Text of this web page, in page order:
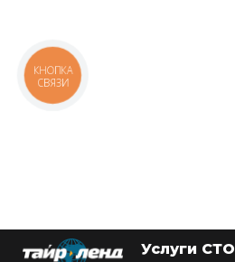
Услуги СТО
КНОПКА
СВЯЗИ